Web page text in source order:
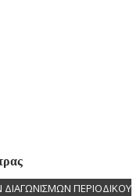
ΠΕΡΙΟΔΙΚΟΥ